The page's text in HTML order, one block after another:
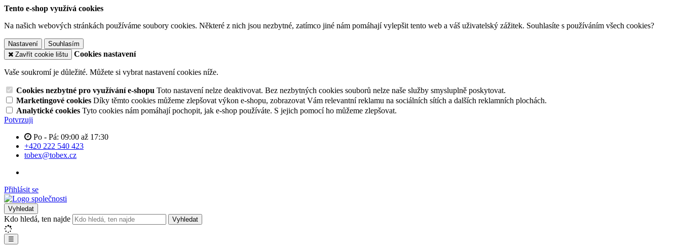
Tento e-shop využívá cookies
Na našich webových stránkách používáme soubory cookies. Některé z nich jsou nezbytné, zatímco jiné nám pomáhají vylepšit tento web a váš uživatelský zážitek. Souhlasíte s používáním všech cookies?
Nastavení
Souhlasím
Zavřít cookie lištu
Cookies nastavení
Vaše soukromí je důležité. Můžete si vybrat nastavení cookies níže.
Cookies nezbytné pro využívání e-shopu Toto nastavení nelze deaktivovat. Bez nezbytných cookies souborů nelze naše služby smysluplně poskytovat.
Marketingové cookies Díky těmto cookies můžeme zlepšovat výkon e-shopu, zobrazovat Vám relevantní reklamu na sociálních sítích a dalších reklamních plochách.
Analytické cookies Tyto cookies nám pomáhají pochopit, jak e-shop používáte. S jejich pomocí ho můžeme zlepšovat.
Potvrzuji
Po - Pá: 09:00 až 17:30
+420 222 540 423
tobex@tobex.cz
Přihlásit se
Vyhledat
Kdo hledá, ten najde Vyhledat
☰